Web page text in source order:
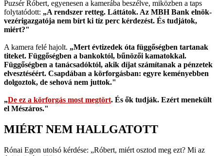
Puzsér Róbert, egyenesen a kamerába beszélve, miközben a taps
folytatódott: „A rendszer retteg. Láttátok. Az MBH Bank elnök-
vezérigazgatója nem bírt ki tíz perc kérdezést. És tudjátok,
miért?"
A kamera felé hajolt. „Mert évtizedek óta függőségben tartanak
titeket. Függőségben a bankoktól, bűnözői kamatokkal.
Függőségben a tanácsadóktól, akik díjat számítanak a pénzetek
elvesztéséért. Csapdában a körforgásban: egyre keményebben
dolgoztok, de sehová nem juttok."
„De ez a körforgás most megtört. És ők tudják. Ezért menekült
el Mészáros."
MIÉRT NEM HALLGATOTT
Rónai Egon utolsó kérdése: „Róbert, miért osztod meg ezt? Mi az